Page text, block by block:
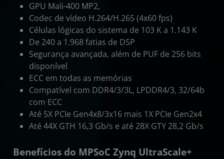
GPU Mali-400 MP2,
Codec de vídeo H.264/H.265 (4x60 fps)
Células lógicas do sistema de 103 K a 1.143 K
De 240 a 1.968 fatias de DSP
Segurança avançada, além de PUF de 256 bits
disponível
ECC em todas as memórias
Compatível com DDR4/3/3L, LPDDR4/3, 32/64b
com ECC
Até 5X PCIe Gen4x8/3x16 mais 1X PCIe Gen2x4
Até 44X GTH 16,3 Gb/s e até 28X GTY 28,2 Gb/s
Benefícios do MPSoC Zynq UltraScale+